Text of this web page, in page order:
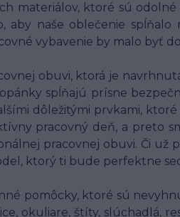
materiálov, ktoré sú
aby naše oblečenie
vybavenie by malo byť
obuvi, ktorá je
spĺňajú prísne
dôležitými prvkami,
pracovný deň, a preto
pracovnej obuvi. Či
ktorý ti bude perfektne
pomôcky, ktoré sú
okuliare, štíty, slúchadlá,